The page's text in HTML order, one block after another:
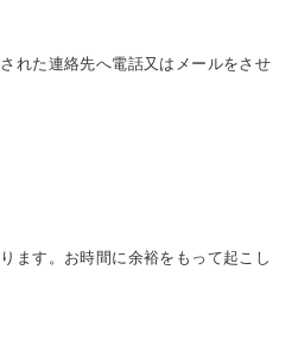
れた連絡先へ電話又はメールをさせ
ます。お時間に余裕をもって起こし